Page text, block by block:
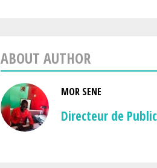
ABOUT AUTHOR
MOR SENE
Directeur de